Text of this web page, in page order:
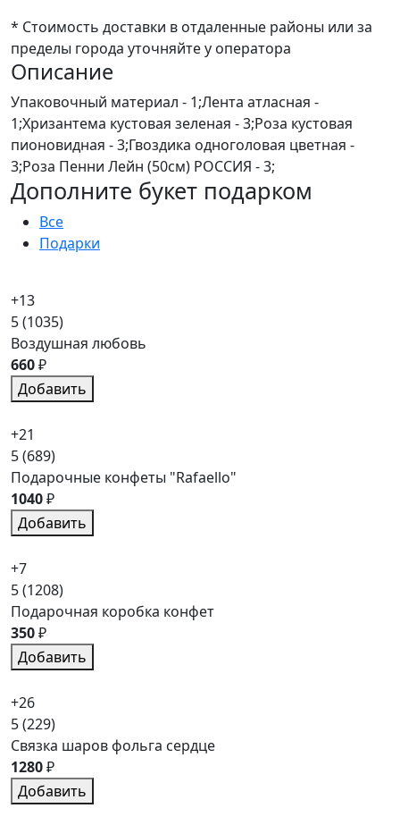
* Стоимость доставки в отдаленные районы или за
пределы города уточняйте у оператора
Описание
Упаковочный материал - 1;Лента атласная -
1;Хризантема кустовая зеленая - 3;Роза кустовая
пионовидная - 3;Гвоздика одноголовая цветная -
3;Роза Пенни Лейн (50см) РОССИЯ - 3;
Дополните букет подарком
Все
Подарки
+13
5(1035)
Воздушная любовь
660₽
Добавить
+21
5(689)
Подарочные конфеты "Rafaello"
1040₽
Добавить
+7
5(1208)
Подарочная коробка конфет
350₽
Добавить
+26
5(229)
Связка шаров фольга сердце
1280₽
Добавить